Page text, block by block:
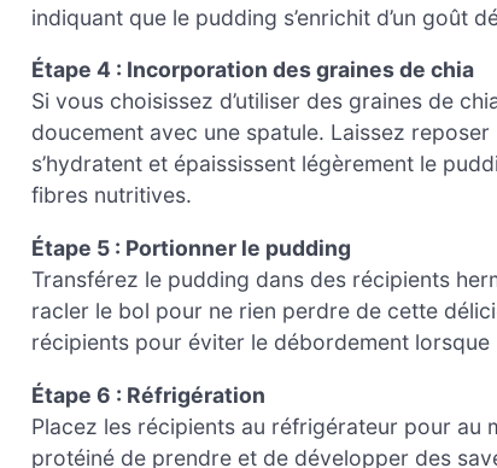
indiquant que le pudding s’enrichit d’un goût
Étape 4 : Incorporation des graines de chia
Si vous choisissez d’utiliser des graines de
doucement avec une spatule. Laissez
s’hydratent et épaississent légèrement le
fibres nutritives.
Étape 5 : Portionner le pudding
Transférez le pudding dans des récipients
racler le bol pour ne rien perdre de cette
récipients pour éviter le débordement
Étape 6 : Réfrigération
Placez les récipients au réfrigérateur pour au
protéiné de prendre et de développer des